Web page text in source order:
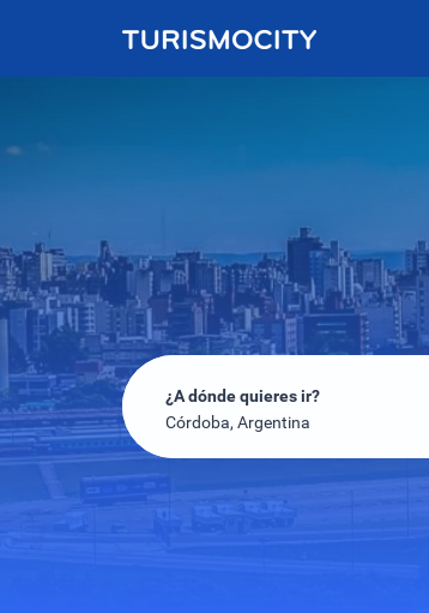
¿A dónde quieres ir?
Córdoba, Argentina